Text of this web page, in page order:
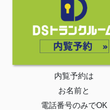
内覧予約は
お名前と
電話番号のみでOK